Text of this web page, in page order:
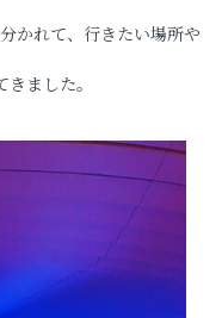
かれて、行きたい場所や
ました。